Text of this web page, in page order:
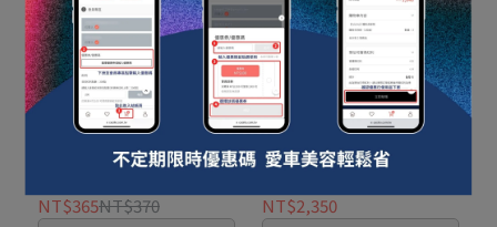
【Cécilio】極淨亮白蠟
NT$365NT$370
【Cécilio】VENOM（猛
NT$2,350